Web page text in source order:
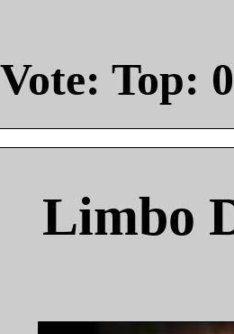
Vote: Top: 0
Limbo